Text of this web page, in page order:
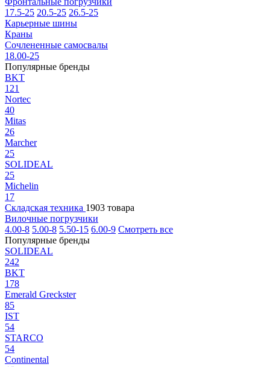
17.5-25 20.5-25 26.5-25
Карьерные шины
Краны
Сочлененные самосвалы
18.00-25
Популярные бренды
BKT
121
Nortec
40
Mitas
26
Marcher
25
SOLIDEAL
25
Michelin
17
Складская техника 1903 товара
Вилочные погрузчики
4.00-8 5.00-8 5.50-15 6.00-9 Смотреть все
Популярные бренды
SOLIDEAL
242
BKT
178
Emerald Greckster
85
IST
54
STARCO
54
Continental